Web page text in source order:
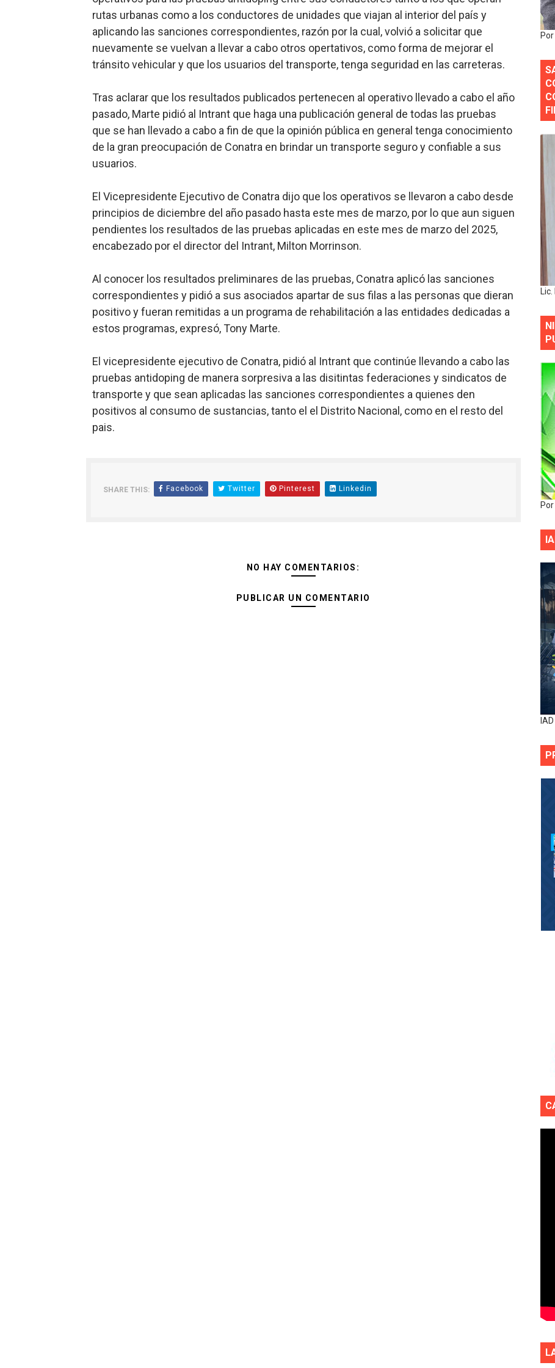
Lee Ballester a los que se forman como agentes “Todo el equipo de la DGM debe
Operativo Interinstitucional “Compromiso Ambiental 2.0”
Trabajadores de la prensa y Obispado de la Provincia Santo Domingo Acuerdan
Ministerio de Cultura anuncia ganadores de Premios Anuales de Literatura 2026 y el de
Más de 180 dirigentes sindicales de las Américas se reúnen en República Dominicana
rutas urbanas como a los conductores de unidades que viajan al interior del país y
aplicando las sanciones correspondientes, razón por la cual, volvió a solicitar que
nuevamente se vuelvan a llevar a cabo otros opertativos, como forma de mejorar el
tránsito vehicular y que los usuarios del transporte, tenga seguridad en las carreteras.
Tras aclarar que los resultados publicados pertenecen al operativo llevado a cabo el año
pasado, Marte pidió al Intrant que haga una publicación general de todas las pruebas
que se han llevado a cabo a fin de que la opinión pública en general tenga conocimiento
de la gran preocupación de Conatra en brindar un transporte seguro y confiable a sus
usuarios.
El Vicepresidente Ejecutivo de Conatra dijo que los operativos se llevaron a cabo desde
principios de diciembre del año pasado hasta este mes de marzo, por lo que aun siguen
pendientes los resultados de las pruebas aplicadas en este mes de marzo del 2025,
encabezado por el director del Intrant, Milton Morrinson.
Al conocer los resultados preliminares de las pruebas, Conatra aplicó las sanciones
correspondientes y pidió a sus asociados apartar de sus filas a las personas que dieran
positivo y fueran remitidas a un programa de rehabilitación a las entidades dedicadas a
estos programas, expresó, Tony Marte.
El vicepresidente ejecutivo de Conatra, pidió al Intrant que continúe llevando a cabo las
pruebas antidoping de manera sorpresiva a las disitintas federaciones y sindicatos de
transporte y que sean aplicadas las sanciones correspondientes a quienes den
positivos al consumo de sustancias, tanto el el Distrito Nacional, como en el resto del
pais.
SHARE THIS: Facebook Twitter Pinterest Linkedin
NO HAY COMENTARIOS:
PUBLICAR UN COMENTARIO
IAD